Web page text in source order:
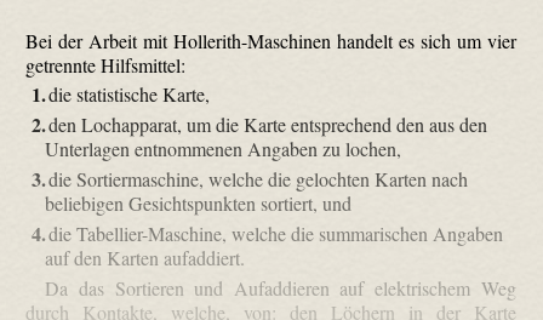
Bei der Arbeit mit Holle­rith-Maschinen handelt es sich um vier
getrennte Hilfsmittel:
1.die statistische Karte,
2.den Lochapparat, um die Karte entsprechend den aus den
Unterlagen entnommenen Angaben zu lochen,
3.die Sortiermaschine, welche die gelochten Karten nach
beliebigen Gesichtspunkten sortiert, und
4.die Tabellier-Maschine, welche die summarischen Angaben
auf den Karten aufaddiert.
Da das Sortieren und Aufaddieren auf elektrischem Weg
durch Kontakte, welche, von: den Löchern in der Karte